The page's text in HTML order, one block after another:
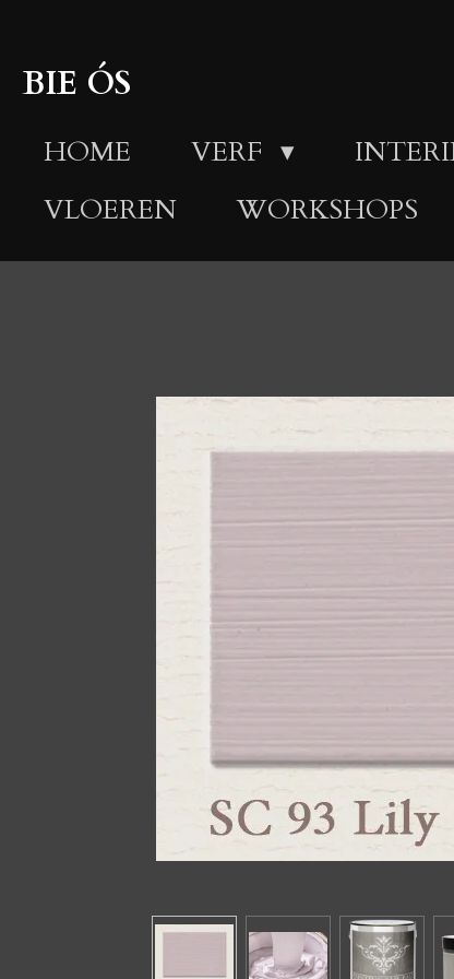
direct
hoofdinhoud
BIE ÓS
HOME VERF
VLOEREN
WORKSHOPS